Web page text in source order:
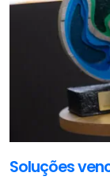
Soluções